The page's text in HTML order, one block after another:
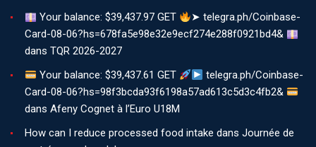
Your balance: $39,437.97 GET
➤ telegra.ph/Coinbase-
Card-08-06?hs=678fa5e98e32e9ecf274e288f0921bd4&
dans TQR 2026-2027
Your balance: $39,437.61 GET
telegra.ph/Coinbase-
Card-08-06?hs=98f3bcda93f6198a57ad613c5d3c4fb2&
dans Afeny Cognet à l’Euro U18M
How can I reduce processed food intake dans Journée de